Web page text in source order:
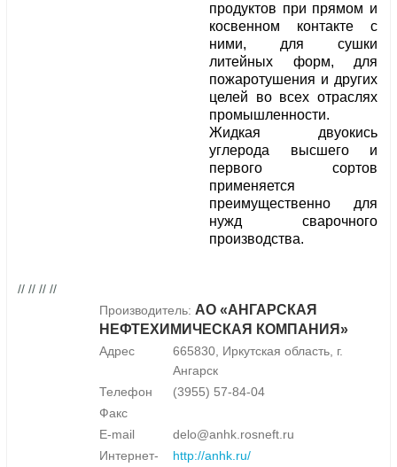
продуктов при прямом и
косвенном контакте с
ними, для сушки
литейных форм, для
пожаротушения и других
целей во всех отраслях
промышленности.
Жидкая двуокись
углерода высшего и
первого сортов
применяется
преимущественно для
нужд сварочного
производства.
// // // //
Производитель: АО «АНГАРСКАЯ
НЕФТЕХИМИЧЕСКАЯ КОМПАНИЯ»
Адрес
665830, Иркутская область, г.
Ангарск
Телефон
(3955) 57-84-04
Факс
E-mail
delo@anhk.rosneft.ru
Интернет-
http://anhk.ru/